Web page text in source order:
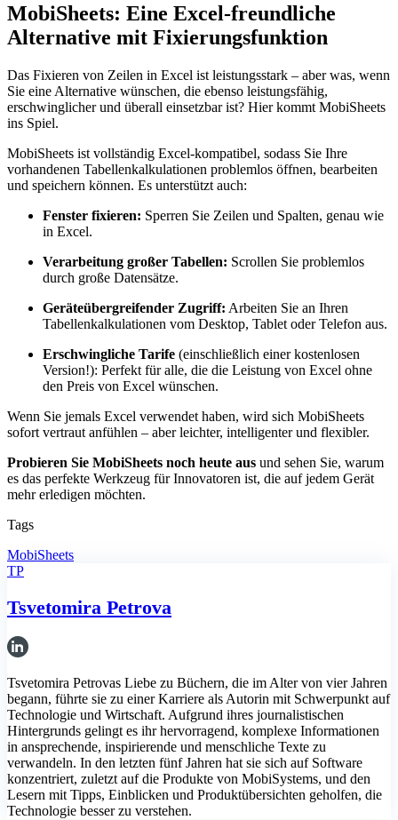
MobiSheets: Eine Excel-freundliche
Alternative mit Fixierungsfunktion
Das Fixieren von Zeilen in Excel ist leistungsstark – aber was, wenn
Sie eine Alternative wünschen, die ebenso leistungsfähig,
erschwinglicher und überall einsetzbar ist? Hier kommt MobiSheets
ins Spiel.
MobiSheets ist vollständig Excel-kompatibel, sodass Sie Ihre
vorhandenen Tabellenkalkulationen problemlos öffnen, bearbeiten
und speichern können. Es unterstützt auch:
Fenster fixieren: Sperren Sie Zeilen und Spalten, genau wie
in Excel.
Verarbeitung großer Tabellen: Scrollen Sie problemlos
durch große Datensätze.
Geräteübergreifender Zugriff: Arbeiten Sie an Ihren
Tabellenkalkulationen vom Desktop, Tablet oder Telefon aus.
Erschwingliche Tarife (einschließlich einer kostenlosen
Version!): Perfekt für alle, die die Leistung von Excel ohne
den Preis von Excel wünschen.
Wenn Sie jemals Excel verwendet haben, wird sich MobiSheets
sofort vertraut anfühlen – aber leichter, intelligenter und flexibler.
Probieren Sie MobiSheets noch heute aus und sehen Sie, warum
es das perfekte Werkzeug für Innovatoren ist, die auf jedem Gerät
mehr erledigen möchten.
Tags
MobiSheets
TP
Tsvetomira Petrova
Tsvetomira Petrovas Liebe zu Büchern, die im Alter von vier Jahren
begann, führte sie zu einer Karriere als Autorin mit Schwerpunkt auf
Technologie und Wirtschaft. Aufgrund ihres journalistischen
Hintergrunds gelingt es ihr hervorragend, komplexe Informationen
in ansprechende, inspirierende und menschliche Texte zu
verwandeln. In den letzten fünf Jahren hat sie sich auf Software
konzentriert, zuletzt auf die Produkte von MobiSystems, und den
Lesern mit Tipps, Einblicken und Produktübersichten geholfen, die
Technologie besser zu verstehen.